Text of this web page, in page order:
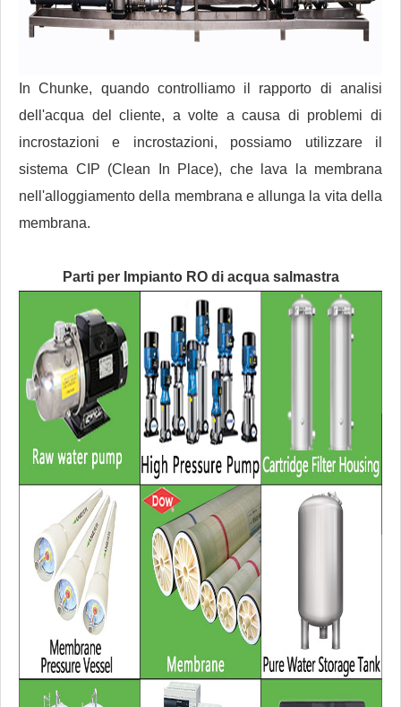
In Chunke, quando controlliamo il rapporto di analisi
dell'acqua del cliente, a volte a causa di problemi di
incrostazioni e incrostazioni, possiamo utilizzare il
sistema CIP (Clean In Place), che lava la membrana
nell'alloggiamento della membrana e allunga la vita della
membrana.
Parti per Impianto RO di acqua salmastra